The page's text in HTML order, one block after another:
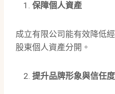
保障個人資產
成立有限公司能有效降低
股東個人資產分開。
提升品牌形象與信任度